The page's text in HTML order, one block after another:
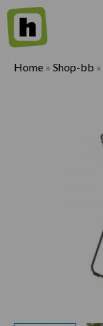
Home » Shop-bb »